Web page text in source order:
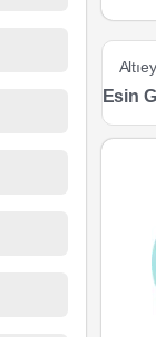
Esin